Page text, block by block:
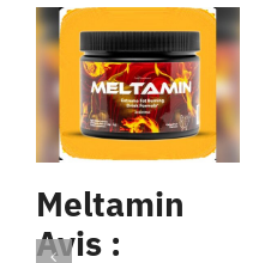
Meltamin
Avis :